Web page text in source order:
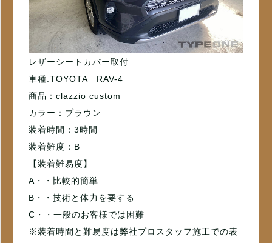
レザーシートカバー取付
車種:TOYOTA RAV-4
商品：clazzio custom
カラー：ブラウン
装着時間：3時間
装着難度：B
【装着難易度】
A・・比較的簡単
B・・技術と体力を要する
C・・一般のお客様では困難
※装着時間と難易度は弊社プロスタッフ施工での表